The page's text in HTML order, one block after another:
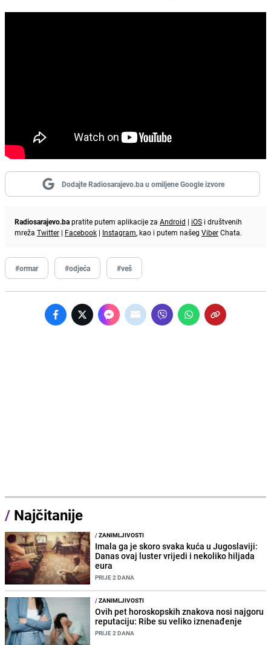
Dodajte Radiosarajevo.ba u omiljene Google izvore
Radiosarajevo.bapratite putem aplikacije za Android | iOS i društvenih
mreža Twitter | Facebook | Instagram, kao i putem našeg ViberChata.
#ormar #odjeća #veš
/ Najčitanije
/ZANIMLJIVOSTI
Imala ga je skoro svaka kuća u Jugoslaviji:
Danas ovaj luster vrijedi i nekoliko hiljada
eura
PRIJE 2 DANA
/ZANIMLJIVOSTI
Ovih pet horoskopskih znakova nosi najgoru
reputaciju: Ribe su veliko iznenađenje
PRIJE 2 DANA